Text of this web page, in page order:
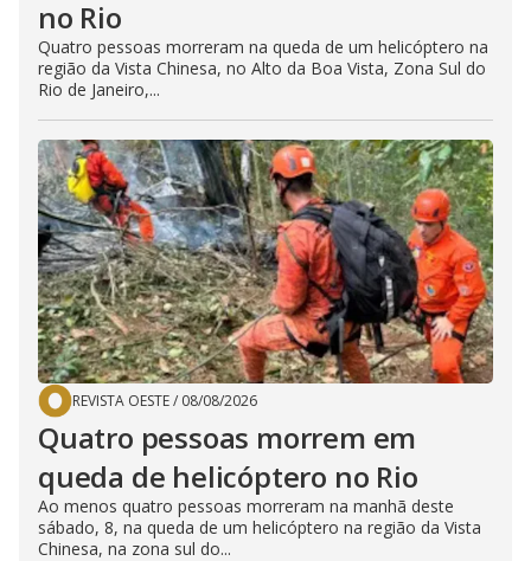
no Rio
Quatro pessoas morreram na queda de um helicóptero na
região da Vista Chinesa, no Alto da Boa Vista, Zona Sul do
Rio de Janeiro,...
REVISTA OESTE/ 08/08/2026
Quatro pessoas morrem em
queda de helicóptero no Rio
Ao menos quatro pessoas morreram na manhã deste
sábado, 8, na queda de um helicóptero na região da Vista
Chinesa, na zona sul do...